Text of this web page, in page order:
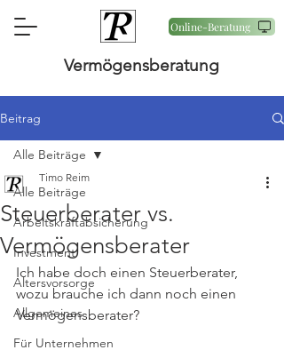
Vermögensberatung
Online-Beratung
Beitrag
Alle Beiträge
Arbeitskraftabsicherung
Investment
Altersvorsorge
Allgemeines
Für Unternehmen
Alle Beiträge
Steuerberater vs.
Vermögensberater
Timo Reim
Ich habe doch einen Steuerberater,
wozu brauche ich dann noch einen
Vermögensberater?